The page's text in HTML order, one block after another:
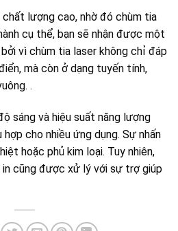
lượng cao, nhờ đó chùm tia
cụ thể, bạn sẽ nhận được một
vì chùm tia laser không chỉ đáp
mà còn ở dạng tuyến tính,
.
sáng và hiệu suất năng lượng
cho nhiều ứng dụng. Sự nhấn
hoặc phủ kim loại. Tuy nhiên,
in cũng được xử lý với sự trợ giúp